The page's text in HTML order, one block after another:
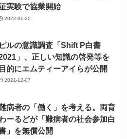
実験で協業開始
2022-01-20
ピルの意識調査「Shift P白書
」、正しい知識の啓発等を
目的にエムティーアイらが公開
2021-12-07
病者の「働く」を考える。両育
ーるどが「難病者の社会参加白
」を無償公開